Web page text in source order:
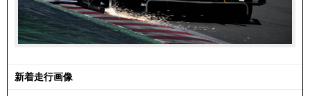
新着走行画像